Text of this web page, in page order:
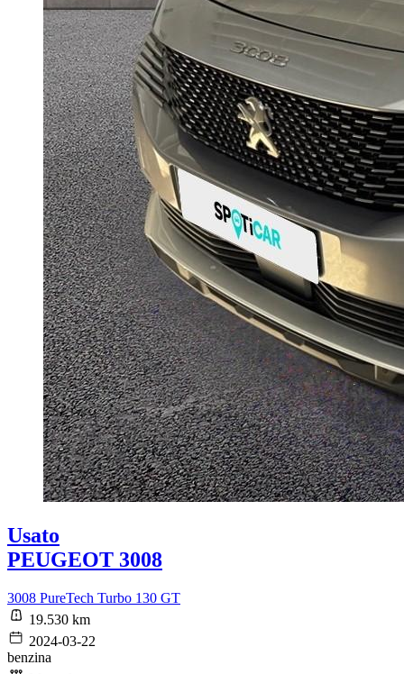
Usato
PEUGEOT 3008
3008 PureTech Turbo 130 GT
19.530 km
2024-03-22
benzina